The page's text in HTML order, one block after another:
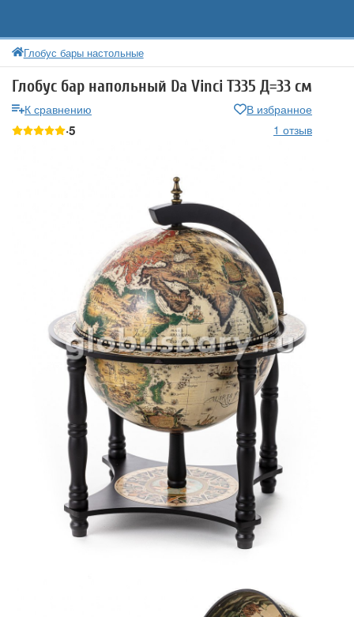
Глобус бары настольные
Глобус бар напольный Da Vinci T335 Д=33 см
К сравнению В избранное
5 1 отзыв